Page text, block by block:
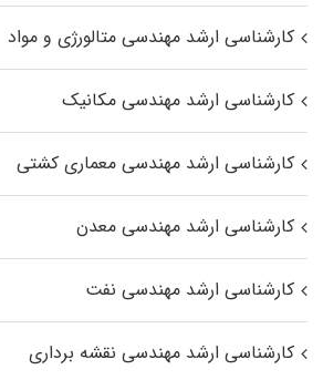
کارشناسی ارشد مهندسی متالورژی و مواد
کارشناسی ارشد مهندسی مکانیک
کارشناسی ارشد مهندسی معماری کشتی
کارشناسی ارشد مهندسی معدن
کارشناسی ارشد مهندسی نفت
کارشناسی ارشد مهندسی نقشه برداری